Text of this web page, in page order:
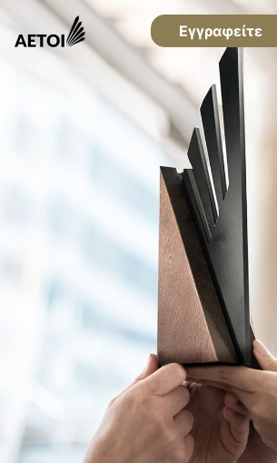
Εγγραφείτε